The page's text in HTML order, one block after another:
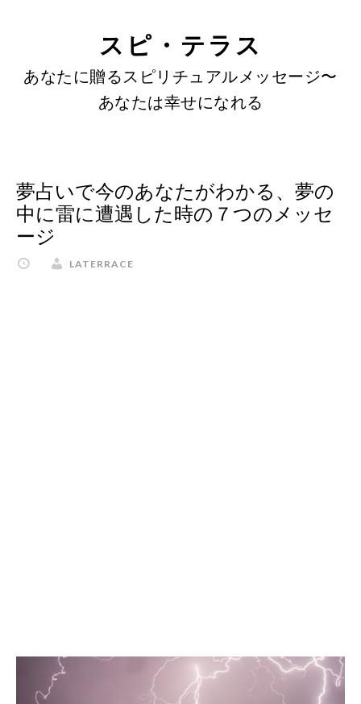
sidebar
スピ・テラス
あなたに贈るスピリチュアルメッセージ〜
あなたは幸せになれる
夢占いで今のあなたがわかる、夢の
中に雷に遭遇した時の７つのメッセ
ージ
LATERRACE